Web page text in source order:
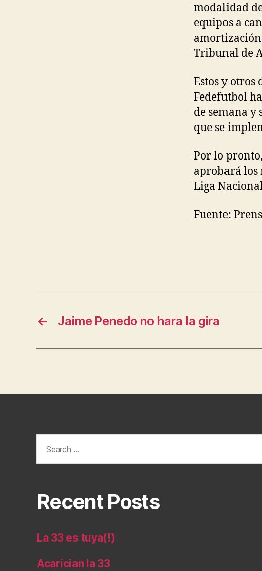
modalidad
equipos a
Tribunal de
Estos y otros
Fedefutbol
de semana y
que se
Por lo
aprobará los
Liga
Fuente:
← Jaime Penedo no hara la gira
for:
Recent Posts
La 33 es tuya(!)
Acarician la 33